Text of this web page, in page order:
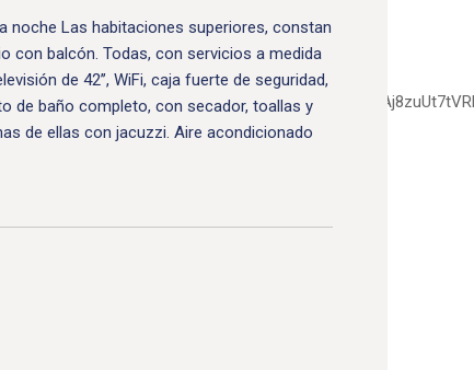
noche Las habitaciones superiores, constan
con balcón. Todas, con servicios a medida
de 42’’, WiFi, caja fuerte de seguridad,
de baño completo, con secador, toallas y
de ellas con jacuzzi. Aire acondicionado